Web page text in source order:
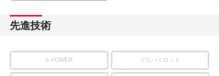
先進技術
e-POWER プロパイロット